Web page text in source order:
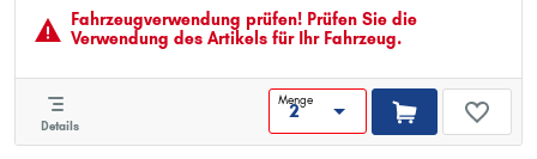
Höhe [mm]: 41,0
Zentrierungsdurchmesser [mm]: 61,0
Bohrung-Ø [mm]: 13,5
Prüfzeichen: E1 90R-02C0165/1151
Fahrzeugver­wendung prüfen! Prüfen Sie die
Verwendung des Artikels für Ihr Fahrzeug.
Details
Menge